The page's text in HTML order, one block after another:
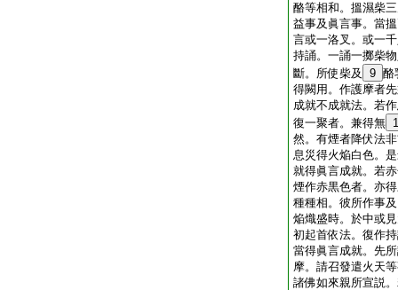
酪等相和。搵濕柴
益事及眞言事。當
言或一洛叉。或一
持誦。一誦一擲柴
斷。所使柴及
9 酪
得闕用。作護摩者
成就不成就法。若
復一聚者。兼得無
然。有煙者降伏法
息災得火焔白色。
就得眞言成就。若
煙作赤黒色者。亦
種種相。彼所作事
焔熾盛時。於中或
初起首依法。復作
當得眞言成就。先
摩。請召發遣火天
諸佛如來親所宣説